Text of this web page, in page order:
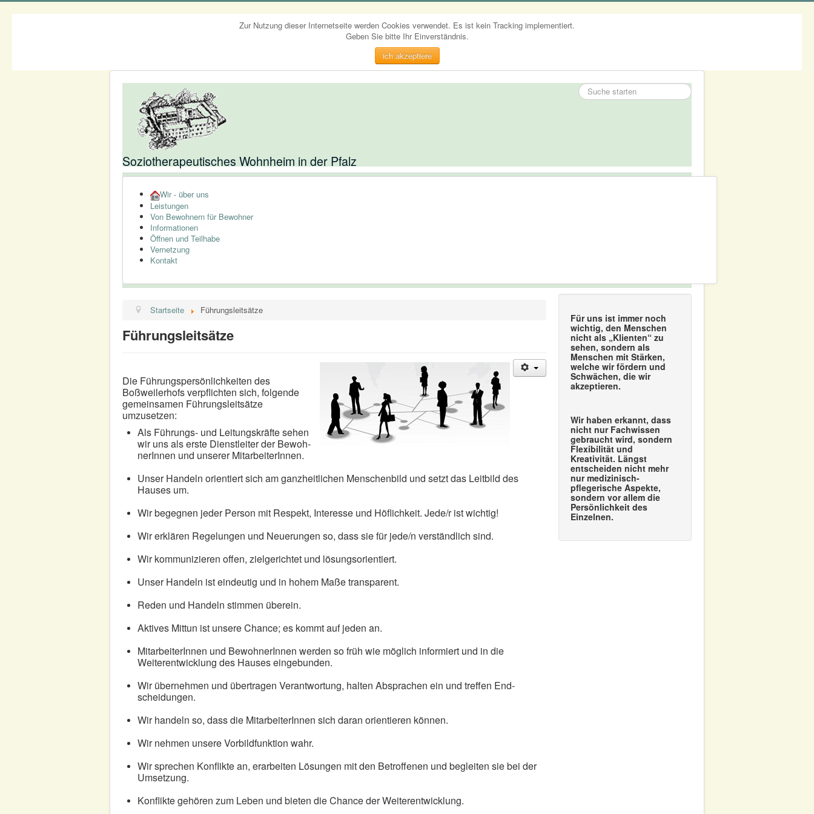
Zur Nutzung dieser Internetseite werden Cookies verwendet. Es ist kein Tracking implementiert.
Geben Sie bitte Ihr Einverständnis.
ich akzeptiere
Soziotherapeutisches Wohnheim in der Pfalz
Suchen
...
Wir - über uns
Leistungen
Von Bewohnern für Bewohner
Informationen
Öffnen und Teilhabe
Vernetzung
Kontakt
Startseite Führungsleitsätze
Führungsleitsätze
Die Führungspersönlichkeiten des
Boßweilerhofs verpflichten sich, folgende
gemeinsamen Führungsleitsätze
umzusetzen:
Als Führungs- und Leitungskräfte sehen
wir uns als erste Dienstleiter der Bewoh­
nerInnen und unserer MitarbeiterInnen.
Unser Handeln orientiert sich am ganzheitlichen Menschenbild und setzt das Leitbild des
Hauses um.
Wir begegnen jeder Person mit Respekt, Interesse und Höflichkeit. Jede/r ist wichtig!
Wir erklären Regelungen und Neuerungen so, dass sie für jede/n verständlich sind.
Wir kommunizieren offen, zielgerichtet und lösungsorientiert.
Unser Handeln ist eindeutig und in hohem Maße transparent.
Reden und Handeln stimmen überein.
Aktives Mittun ist unsere Chance; es kommt auf jeden an.
MitarbeiterInnen und BewohnerInnen werden so früh wie möglich informiert und in die
Weiterentwicklung des Hauses eingebunden.
Wir übernehmen und übertragen Verantwortung, halten Absprachen ein und treffen End­
scheidungen.
Wir handeln so, dass die MitarbeiterInnen sich daran orientieren können.
Wir nehmen unsere Vorbildfunktion wahr.
Wir sprechen Konflikte an, erarbeiten Lösungen mit den Betroffenen und begleiten sie bei der
Umsetzung.
Konflikte gehören zum Leben und bieten die Chance der Weiterentwicklung.
Für uns ist immer noch
wichtig, den Menschen
nicht als „Klienten“ zu
sehen, sondern als
Menschen mit Stärken,
welche wir fördern und
Schwächen, die wir
akzeptieren.
Wir haben erkannt, dass
nicht nur Fachwissen
gebraucht wird, sondern
Flexibilität und
Kreativität. Längst
entscheiden nicht mehr
nur medizinisch-
pflegerische Aspekte,
sondern vor allem die
Persönlichkeit des
Einzelnen.